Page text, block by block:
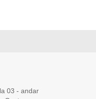
03 - andar